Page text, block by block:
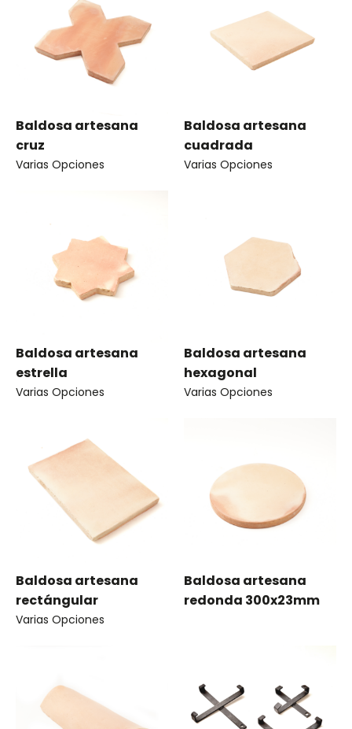
Baldosa artesana
cruz
Varias Opciones
Baldosa artesana
cuadrada
Varias Opciones
Baldosa artesana
estrella
Varias Opciones
Baldosa artesana
hexagonal
Varias Opciones
Baldosa artesana
rectángular
Varias Opciones
Baldosa artesana
redonda 300x23mm